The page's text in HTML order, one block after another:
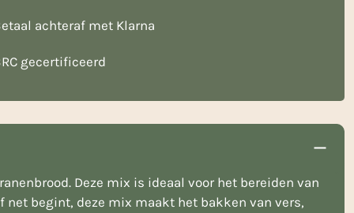
achteraf met Klarna
gecertificeerd
Deze mix is ideaal voor het bereiden van
begint, deze mix maakt het bakken van vers,